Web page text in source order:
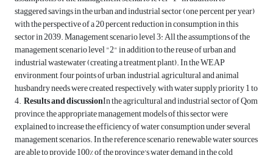
staggered savings in the urban and industrial sector (one percent per year)
with the perspective of a 20 percent reduction in consumption in this
sector in 2039. Management scenario level 3: All the assumptions of the
management scenario level "2" in addition to the reuse of urban and
industrial wastewater (creating a treatment plant). In the WEAP
environment, four points of urban, industrial, agricultural and animal
husbandry needs were created, respectively, with water supply priority 1 to
4.Results and discussionIn the agricultural and industrial sector of Qom
province, the appropriate management models of this sector were
explained to increase the efficiency of water consumption under several
management scenarios. In the reference scenario, renewable water sources